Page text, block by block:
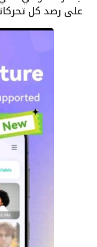
على رصد كل